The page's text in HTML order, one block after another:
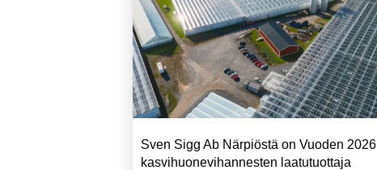
Sven Sigg Ab Närpiöstä on Vuoden 2026
kasvihuonevihannesten laatutuottaja